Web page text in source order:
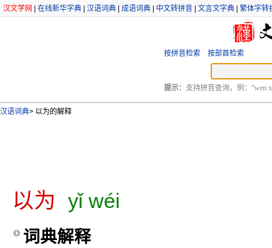
汉文学网 在线新华字典 汉语词典 成语词典 中文转拼音 文言文字典 繁体字转
按拼音检索 按部首检索
提示： 支持拼音查询，例：“wen
汉语词典> 以为的解释
以为 yǐ wéi
词典解释